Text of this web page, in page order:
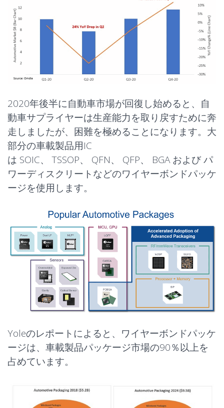
2020年後半に自動車市場が回復し始めると、自
動車サプライヤーは生産能力を取り戻すために奔
走しましたが、困難を極めることになります。大
部分の車載製品用IC
は SOIC、TSSOP、 QFN、 QFP、 BGAおよびパ
ワーディスクリートなどのワイヤーボンドパッケ
ージを使用します。
Yoleのレポートによると、ワイヤーボンドパッケ
ージは、車載製品パッケージ市場の90％以上を
占めています。